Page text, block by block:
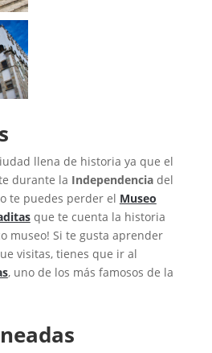
llena de historia ya que el
durante la Independenciadel
te puedes perder el Museo
que te cuenta la historia
museo! Si te gusta aprender
visitas, tienes que ir al
, uno de los más famosos de la